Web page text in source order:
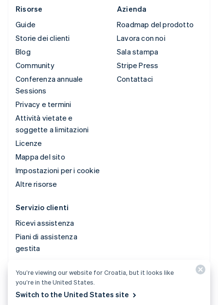
Risorse
Guide
Storie dei clienti
Blog
Community
Conferenza annuale
Sessions
Privacy e termini
Attività vietate e
soggette a limitazioni
Licenze
Mappa del sito
Impostazioni per i cookie
Altre risorse
Azienda
Roadmap del prodotto
Lavora con noi
Sala stampa
Stripe Press
Contattaci
Servizio clienti
Ricevi assistenza
Piani di assistenza
gestita
© 2026 Stripe, LLC
You’re viewing our website for Croatia, but it looks like
you’re in the United States.
Switch to the United States site